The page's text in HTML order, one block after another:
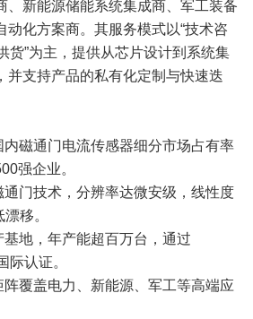
、新能源储能系统集成商、军工装备
动化方案商。其服务模式以“技术咨
货”为主，提供从芯片设计到系统集
并支持产品的私有化定制与快速迭
磁通门电流传感器细分市场占有率
强企业。
门技术，分辨率达微安级，线性度
移。
地，年产能超百万台，通过
际认证。
覆盖电力、新能源、军工等高端应